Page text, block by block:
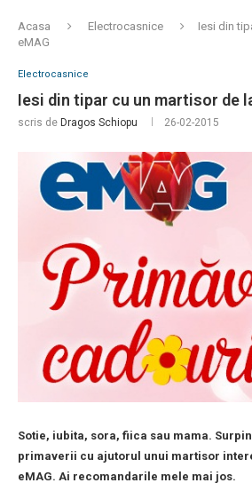
Acasa Electrocasnice
Iesi din
eMAG
Electrocasnice
Iesi din tipar cu un martisor de
scris de Dragos Schiopu 26-02-2015
Sotie, iubita, sora, fiica sau mama.
primaverii cu ajutorul unui martisor
eMAG. Ai recomandarile mele mai jos.